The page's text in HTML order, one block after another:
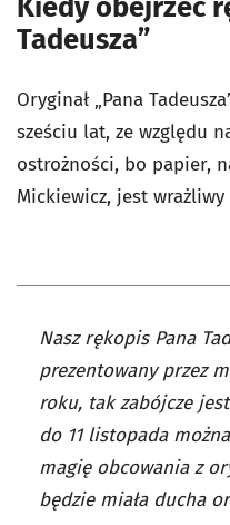
Kiedy obejrzeć
Tadeusza”
Oryginał „Pana
sześciu lat, ze względu
ostrożności, bo papier,
Mickiewicz, jest
Nasz rękopis Pana
prezentowany przez
roku, tak zabójcze
do 11 listopada
magię obcowania z
będzie miała ducha